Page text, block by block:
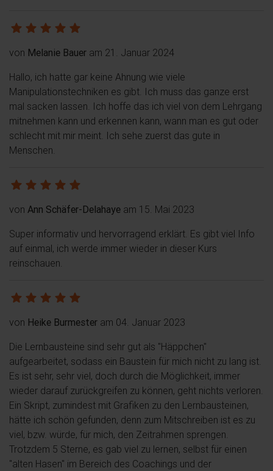
von Melanie Bauer am 21. Januar 2024
Hallo, ich hatte gar keine Ahnung wie viele
Manipulationstechniken es gibt. Ich muss das ganze erst
mal sacken lassen. Ich hoffe das ich viel von dem Lehrgang
mitnehmen kann und erkennen kann, wann man es gut oder
schlecht mit mir meint. Ich sehe zuerst das gute in
Menschen.
von Ann Schäfer-Delahaye am 15. Mai 2023
Super informativ und hervorragend erklärt. Es gibt viel Info
auf einmal, ich werde immer wieder in dieser Kurs
reinschauen.
von Heike Burmester am 04. Januar 2023
Die Lernbausteine sind sehr gut als "Häppchen"
aufgearbeitet, sodass ein Baustein für mich nicht zu lang ist.
Es ist sehr, sehr viel, doch durch die Möglichkeit, immer
wieder darauf zurückgreifen zu können, geht nichts verloren.
Ein Skript, zumindest mit Grafiken zu den Lernbausteinen,
hätte ich schön gefunden, denn zum Mitschreiben ist es zu
viel, bzw. würde, für mich, den Zeitrahmen sprengen.
Trotzdem 5 Sterne, es gab viel zu lernen, selbst für einen
"alten Hasen" im Bereich des Coachings und der